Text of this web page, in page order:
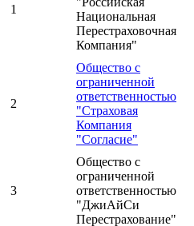
1
Национальная
Перестраховочная
Компания"
2
Общество с
ограниченной
ответственностью
"Страховая
Компания
"Согласие"
3
Общество с
ограниченной
ответственностью
"ДжиАйСи
Перестрахование"